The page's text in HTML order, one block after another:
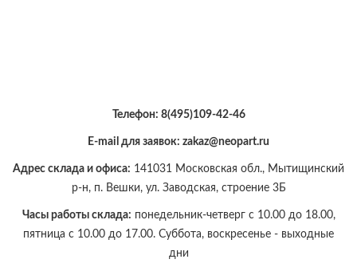
Телефон: 8(495)109-42-46
E-mail для заявок: zakaz@neopart.ru
Адрес склада и офиса: 141031 Московская обл., Мытищинский
р-н, п. Вешки, ул. Заводская, строение 3Б
Часы работы склада: понедельник-четверг с 10.00 до 18.00,
пятница с 10.00 до 17.00. Суббота, воскресенье - выходные
дни